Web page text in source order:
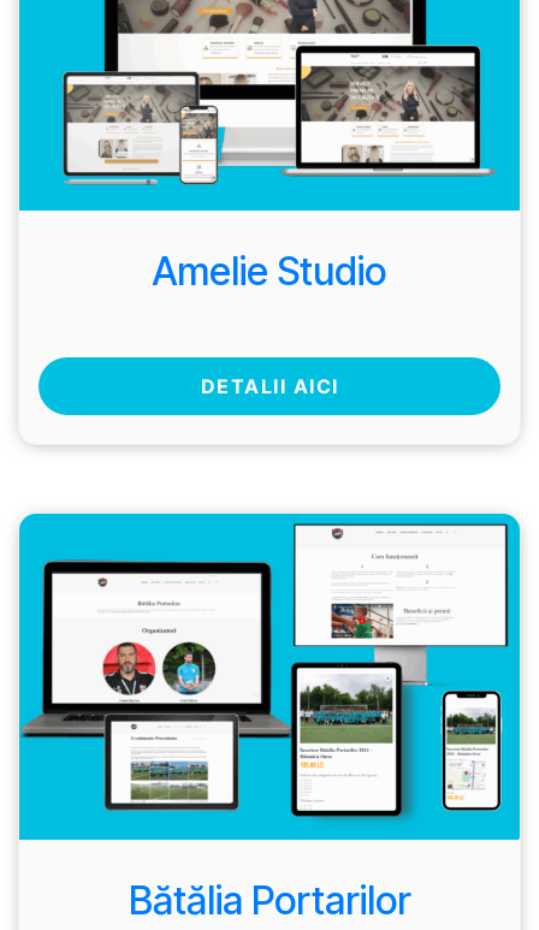
Amelie Studio
DETALII AICI
Bătălia Portarilor